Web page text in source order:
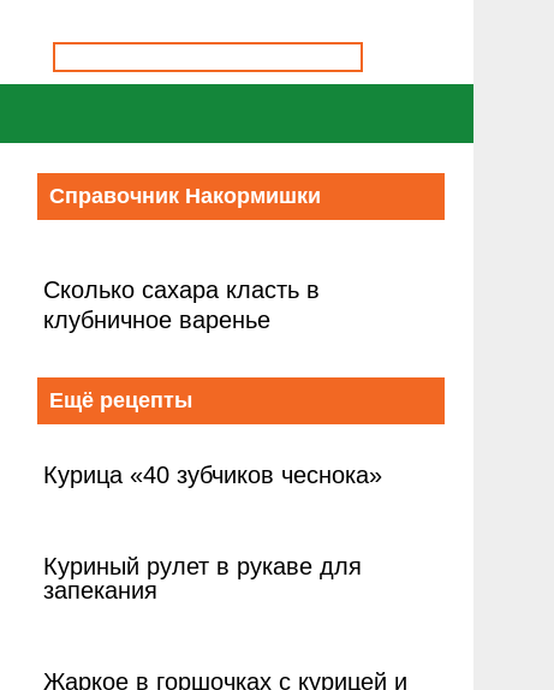
Справочник Накормишки
Сколько сахара класть в
клубничное варенье
Ещё рецепты
Курица «40 зубчиков чеснока»
Куриный рулет в рукаве для
запекания
Жаркое в горшочках с курицей и